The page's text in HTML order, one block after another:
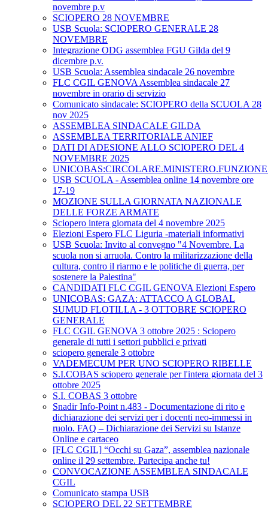
novembre p.v
SCIOPERO 28 NOVEMBRE
USB Scuola: SCIOPERO GENERALE 28
NOVEMBRE
Integrazione ODG assemblea FGU Gilda del 9
dicembre p.v.
USB Scuola: Assemblea sindacale 26 novembre
FLC CGIL GENOVA Assemblea sindacale 27
novembre in orario di servizio
Comunicato sindacale: SCIOPERO della SCUOLA 28
nov 2025
ASSEMBLEA SINDACALE GILDA
ASSEMBLEA TERRITORIALE ANIEF
DATI DI ADESIONE ALLO SCIOPERO DEL 4
NOVEMBRE 2025
USB SCUOLA - Assemblea online 14 novembre ore
17-19
MOZIONE SULLA GIORNATA NAZIONALE
DELLE FORZE ARMATE
Sciopero intera giornata del 4 novembre 2025
Elezioni Espero FLC Liguria -materiali informativi
USB Scuola: Invito al convegno "4 Novembre. La
scuola non si arruola. Contro la militarizzazione della
cultura, contro il riarmo e le politiche di guerra, per
sostenere la Palestina"
CANDIDATI FLC CGIL GENOVA Elezioni Espero
UNICOBAS: GAZA: ATTACCO A GLOBAL
SUMUD FLOTILLA - 3 OTTOBRE SCIOPERO
GENERALE
FLC CGIL GENOVA 3 ottobre 2025 : Sciopero
generale di tutti i settori pubblici e privati
sciopero generale 3 ottobre
VADEMECUM PER UNO SCIOPERO RIBELLE
S.I.COBAS sciopero generale per l'intera giornata del 3
ottobre 2025
S.I. COBAS 3 ottobre
Snadir Info-Point n.483 - Documentazione di rito e
dichiarazione dei servizi per i docenti neo-immessi in
ruolo. FAQ – Dichiarazione dei Servizi su Istanze
Online e cartaceo
[FLC CGIL] “Occhi su Gaza”, assemblea nazionale
online il 29 settembre. Partecipa anche tu!
CONVOCAZIONE ASSEMBLEA SINDACALE
CGIL
Comunicato stampa USB
SCIOPERO DEL 22 SETTEMBRE